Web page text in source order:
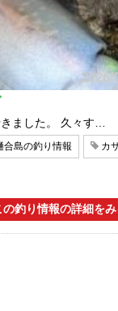
2026/
ました。 久々す…
合島の釣り情報 カ
の釣り情報の詳細をみ